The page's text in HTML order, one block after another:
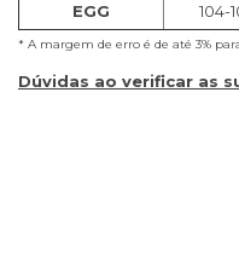
EGG
104-
* A margem de erro é de até 3%
Dúvidas ao verificar as